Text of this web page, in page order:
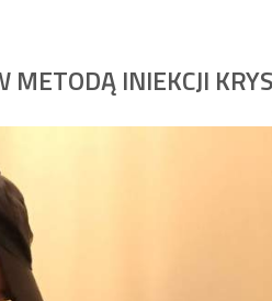
METODĄ INIEKCJI